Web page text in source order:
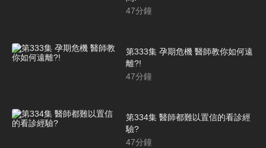
47分鐘
第333集 孕期危機 醫師教你如何遠
離?!
47分鐘
第334集 醫師都難以置信的看診經
驗?
47分鐘